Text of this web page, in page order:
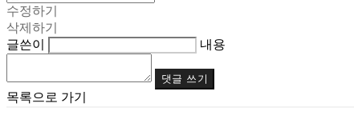
수정하기
삭제하기
글쓴이
내용
댓글 쓰기
목록으로 가기